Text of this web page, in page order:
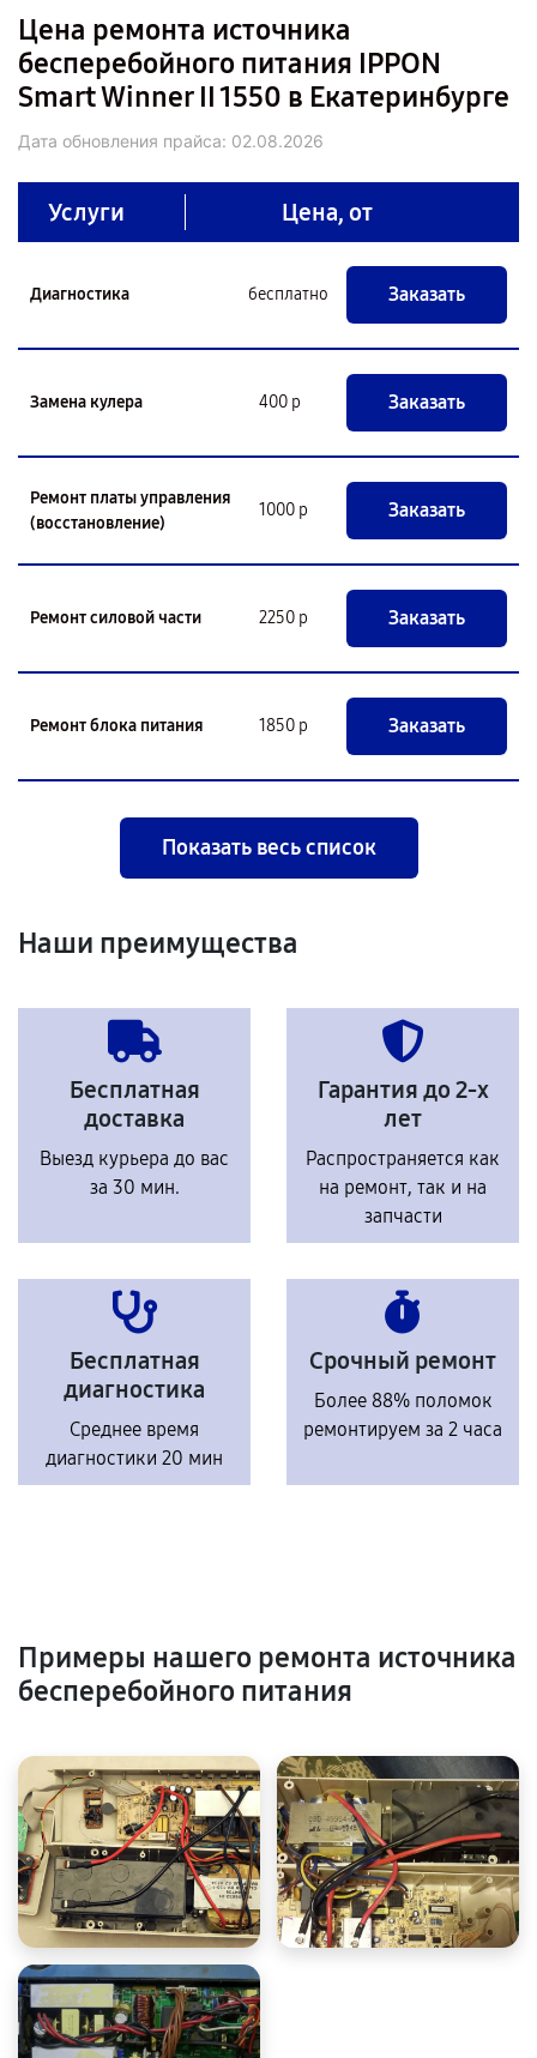
Цена ремонта источника
бесперебойного питания IPPON
Smart Winner II 1550 в Екатеринбурге
Дата обновления прайса: 02.08.2026
Услуги Цена, от
Диагностика бесплатно Заказать
Замена кулера 400 р Заказать
Ремонт платы управления
(восстановление)
1000 р Заказать
Ремонт силовой части 2250 р Заказать
Ремонт блока питания 1850 р Заказать
Показать весь список
Наши преимущества
Бесплатная
доставка
Выезд курьера до вас
за 30 мин.
Гарантия до 2-х
лет
Распространяется как
на ремонт, так и на
запчасти
Бесплатная
диагностика
Среднее время
диагностики 20 мин
Срочный ремонт
Более 88% поломок
ремонтируем за 2 часа
Примеры нашего ремонта источника
бесперебойного питания